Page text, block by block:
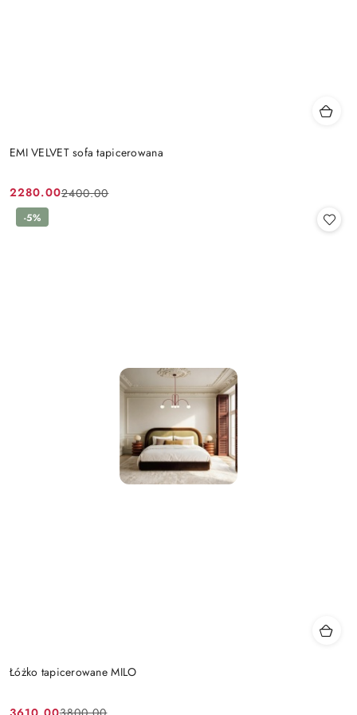
EMI VELVET sofa tapicerowana
Cena
promocyjna:
2280.00
Cena
przed
2400.00
Łóżko tapicerowane MILO
-5%